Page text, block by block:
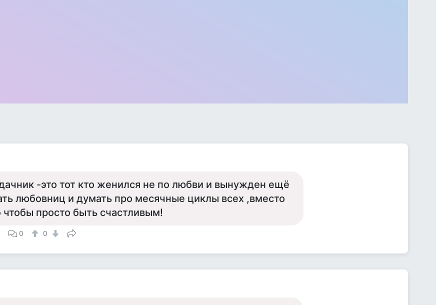
-это тот кто женился не по любви и вынужден ещё
любовниц и думать про месячные циклы всех ,вместо
чтобы просто быть счастливым!
0 0